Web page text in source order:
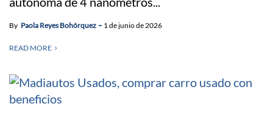
By Paola Reyes Bohórquez 1 de junio de 2026
READ MORE